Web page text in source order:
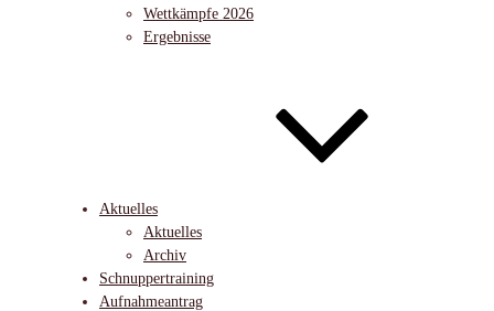
Wettkämpfe 2026
Ergebnisse
Aktuelles
Aktuelles
Archiv
Schnuppertraining
Aufnahmeantrag